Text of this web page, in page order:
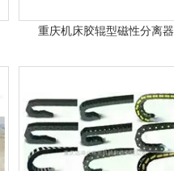
重庆机床胶辊型磁性分离器